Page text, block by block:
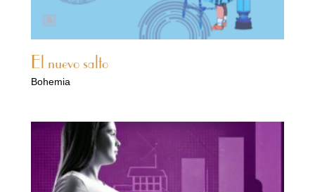
El nuevo salto
Bohemia